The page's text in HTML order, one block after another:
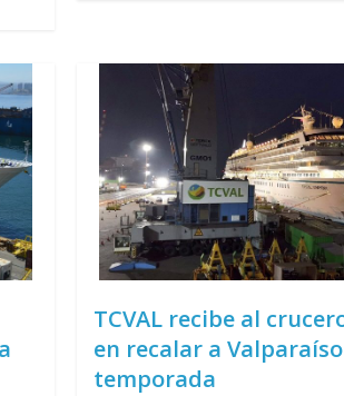
TCVAL recibe al
en recalar a
temporada